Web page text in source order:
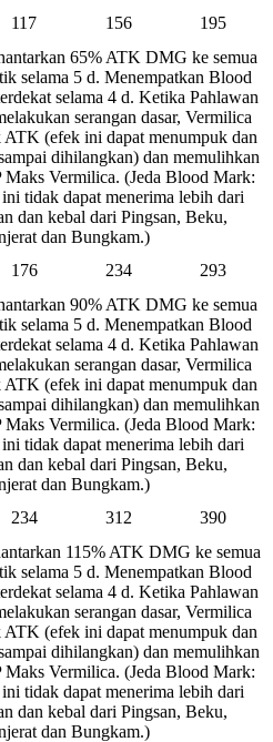
117 156
195
65% ATK DMG ke semua
selama 5 d. Menempatkan Blood
selama 4 d. Ketika Pahlawan
serangan dasar, Vermilica
(efek ini dapat menumpuk dan
dihilangkan) dan memulihkan
Maks Vermilica. (Jeda Blood Mark:
tidak dapat menerima lebih dari
dan kebal dari Pingsan, Beku,
dan Bungkam.)
176 234
293
90% ATK DMG ke semua
selama 5 d. Menempatkan Blood
selama 4 d. Ketika Pahlawan
serangan dasar, Vermilica
(efek ini dapat menumpuk dan
dihilangkan) dan memulihkan
Maks Vermilica. (Jeda Blood Mark:
tidak dapat menerima lebih dari
dan kebal dari Pingsan, Beku,
dan Bungkam.)
234 312
390
115% ATK DMG ke semua
selama 5 d. Menempatkan Blood
selama 4 d. Ketika Pahlawan
serangan dasar, Vermilica
(efek ini dapat menumpuk dan
dihilangkan) dan memulihkan
Maks Vermilica. (Jeda Blood Mark:
tidak dapat menerima lebih dari
dan kebal dari Pingsan, Beku,
dan Bungkam.)